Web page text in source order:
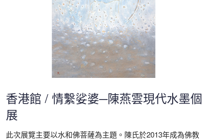
香港館 / 情繫娑婆─陳燕雲現代水墨個
展
此次展覽主要以水和佛菩薩為主題。陳氏於2013年成為佛教